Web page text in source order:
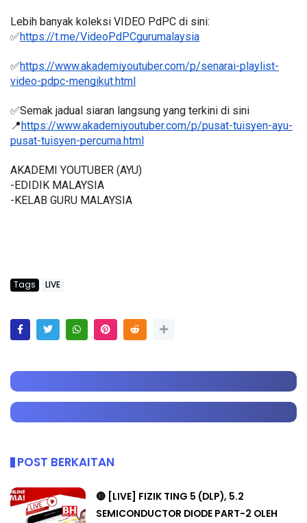
Lebih banyak koleksi VIDEO PdPC di sini:
✅https://t.me/VideoPdPCgurumalaysia
✅https://www.akademiyoutuber.com/p/senarai-playlist-
video-pdpc-mengikut.html
✅Semak jadual siaran langsung yang terkini di sini
📍 https://www.akademiyoutuber.com/p/pusat-tuisyen-ayu-
pusat-tuisyen-percuma.html
AKADEMI YOUTUBER (AYU)
-EDIDIK MALAYSIA
-KELAB GURU MALAYSIA
Tags LIVE
POST BERKAITAN
🔴 [LIVE] FIZIK TING 5 (DLP), 5.2
SEMICONDUCTOR DIODE PART-2 OLEH